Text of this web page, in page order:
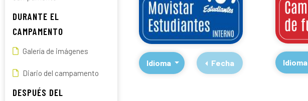
DURANTE EL
CAMPAMENTO
Galería de imágenes
Diario del campamento
DESPUÉS DEL
Idioma Fecha Idioma